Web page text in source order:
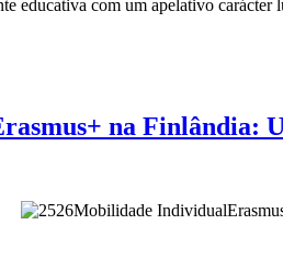
educativa com um apelativo
na Finlândia: